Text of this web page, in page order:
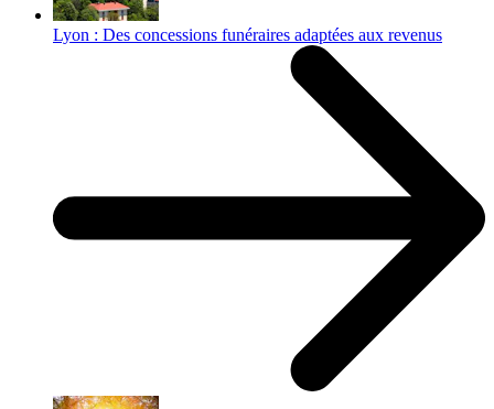
Lyon : Des concessions funéraires adaptées aux revenus